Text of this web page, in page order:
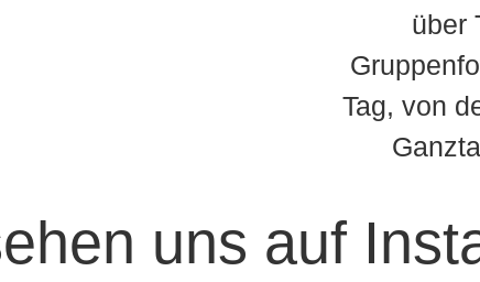
über
Tag, von
uns auf